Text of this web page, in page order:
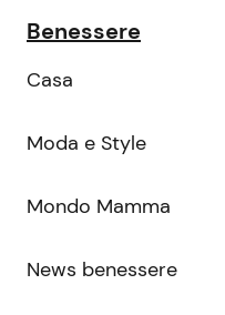
Benessere
Casa
Moda e Style
Mondo Mamma
News benessere